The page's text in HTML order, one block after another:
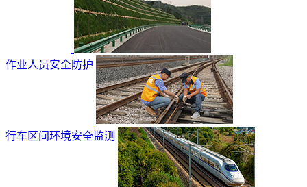
作业人员安全防护
行车区间环境安全监测